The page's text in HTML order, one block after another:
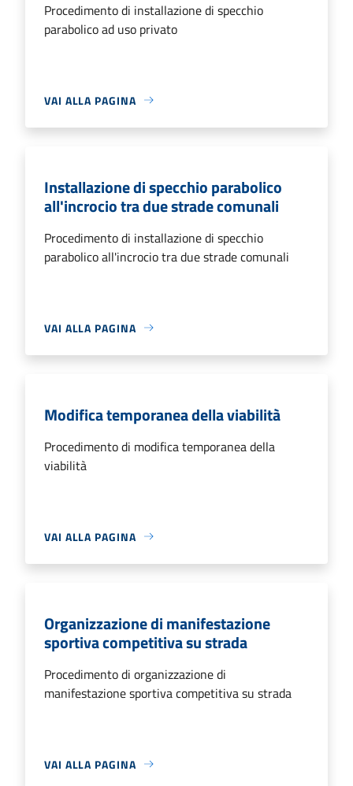
Procedimento di installazione di specchio
parabolico ad uso privato
VAI ALLA PAGINA
Installazione di specchio parabolico
all'incrocio tra due strade comunali
Procedimento di installazione di specchio
parabolico all'incrocio tra due strade comunali
VAI ALLA PAGINA
Modifica temporanea della viabilità
Procedimento di modifica temporanea della
viabilità
VAI ALLA PAGINA
Organizzazione di manifestazione
sportiva competitiva su strada
Procedimento di organizzazione di
manifestazione sportiva competitiva su strada
VAI ALLA PAGINA